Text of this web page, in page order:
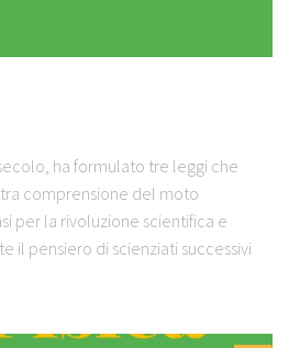
ha formulato tre leggi che
comprensione del moto
per la rivoluzione scientifica e
il pensiero di scienziati successivi